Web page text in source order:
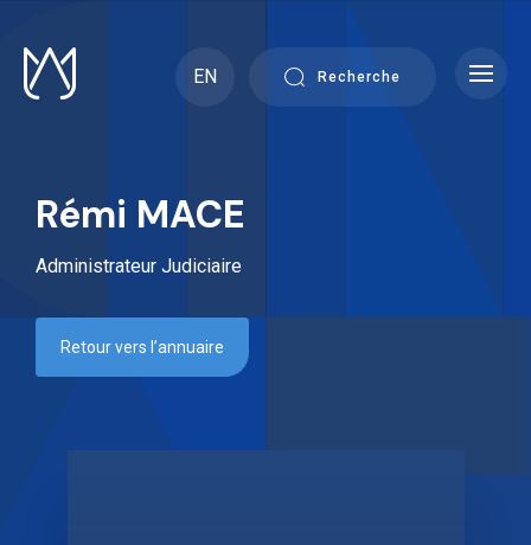
content
EN
Recherche
Rémi MACE
Administrateur Judiciaire
Retour vers l’annuaire